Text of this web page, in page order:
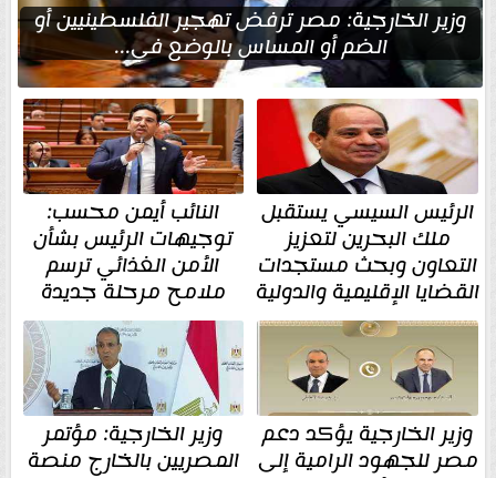
وزير الخارجية: مصر ترفض تهجير الفلسطينيين أو
الضم أو المساس بالوضع في...
الرئيس السيسي يستقبل
ملك البحرين لتعزيز
التعاون وبحث مستجدات
القضايا الإقليمية والدولية
النائب أيمن محسب:
توجيهات الرئيس بشأن
الأمن الغذائي ترسم
ملامح مرحلة جديدة
وزير الخارجية يؤكد دعم
مصر للجهود الرامية إلى
وزير الخارجية: مؤتمر
المصريين بالخارج منصة